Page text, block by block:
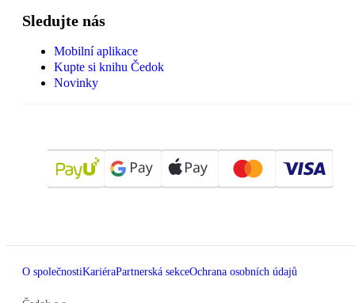
Sledujte nás
Mobilní aplikace
Kupte si knihu Čedok
Novinky
O společnostiKariéraPartnerská sekceOchrana osobních údajů